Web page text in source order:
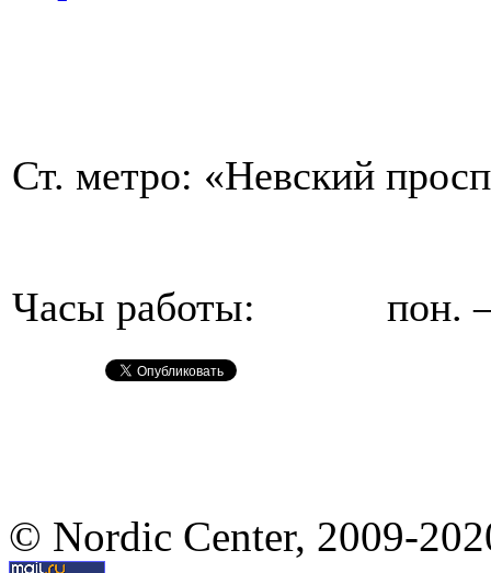
Ст. метро: «Невский
Часы работы: пон. –
© Nordic Center, 2009-